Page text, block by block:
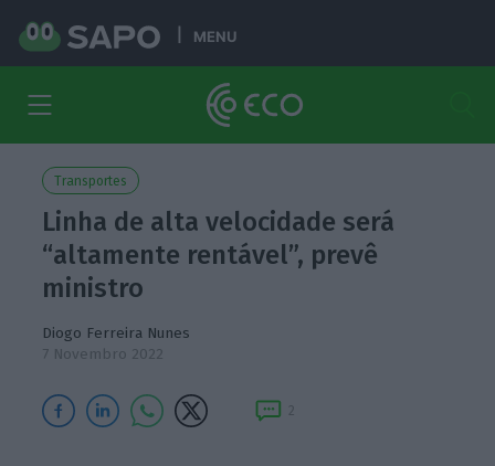
MENU
Transportes
Linha de alta velocidade será
“altamente rentável”, prevê
ministro
Diogo Ferreira Nunes
7 Novembro 2022
2